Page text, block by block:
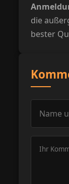
die
bester